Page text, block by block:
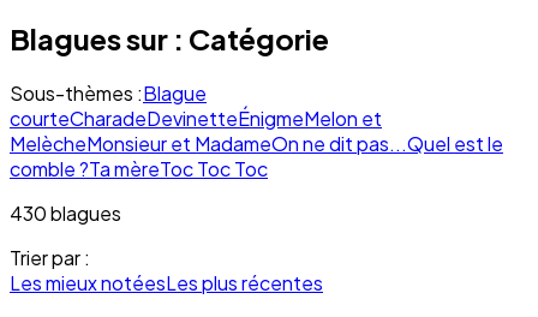
Blagues sur : Catégorie
Sous-thèmes :Blague
courteCharadeDevinetteÉnigmeMelon et
MelècheMonsieur et MadameOn ne dit pas...Quel est le
comble ?Ta mèreToc Toc Toc
430 blagues
Trier par :
Les mieux notéesLes plus récentes